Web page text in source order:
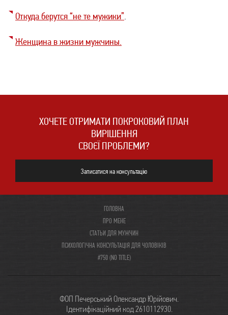
Откуда берутся “не те мужики”
Женщина в жизни мужчины.
ХОЧЕТЕ ОТРИМАТИ ПОКРОКОВИЙ ПЛАН
ВИРІШЕННЯ
СВОЄЇ ПРОБЛЕМИ?
Записатися на консультацію
ГОЛОВНА
ПРО МЕНЕ
СТАТЬИ ДЛЯ МУЖЧИН
ПСИХОЛОГІЧНА КОНСУЛЬТАЦІЯ ДЛЯ ЧОЛОВІКІВ
#750 (NO TITLE)
ФОП Печерський Олександр Юрійович.
Ідентифікаційний код 2610112930.